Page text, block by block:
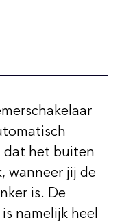
dat het buiten
wanneer jij de
is. De
namelijk heel